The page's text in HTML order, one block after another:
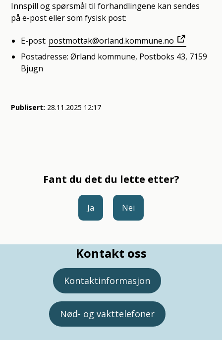
Innspill og spørsmål til forhandlingene kan sendes
på e-post eller som fysisk post:
E-post: postmottak@orland.kommune.no
Postadresse: Ørland kommune, Postboks 43, 7159
Bjugn
Publisert 28.11.2025 12:17
Fant du det du lette etter?
Ja Nei
Kontakt oss
Kontaktinformasjon
Nød- og vakttelefoner